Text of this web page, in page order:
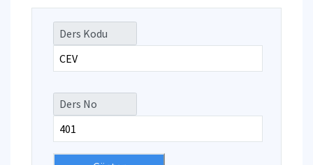
Ders Kodu
Ders No